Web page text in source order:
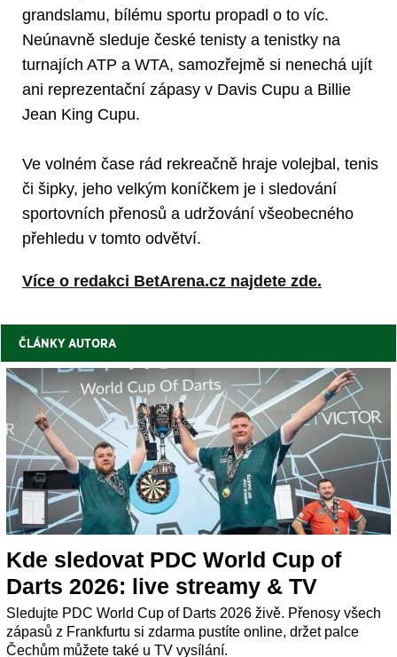
grandslamu, bílému sportu propadl o to víc.
Neúnavně sleduje české tenisty a tenistky na
turnajích ATP a WTA, samozřejmě si nenechá ujít
ani reprezentační zápasy v Davis Cupu a Billie
Jean King Cupu.
Ve volném čase rád rekreačně hraje volejbal, tenis
či šipky, jeho velkým koníčkem je i sledování
sportovních přenosů a udržování všeobecného
přehledu v tomto odvětví.
Více o redakci BetArena.cz najdete zde.
ČLÁNKY AUTORA
Kde sledovat PDC World Cup of
Darts 2026: live streamy & TV
Sledujte PDC World Cup of Darts 2026 živě. Přenosy všech
zápasů z Frankfurtu si zdarma pustíte online, držet palce
Čechům můžete také u TV vysílání.